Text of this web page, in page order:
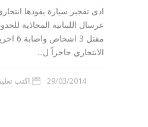
ادى تفجير سيارة يقودها
عرسال اللبنانية المحاذية
مقتل 3
الانتحاري حاجزاً ل...
29/03/2014 اكتب